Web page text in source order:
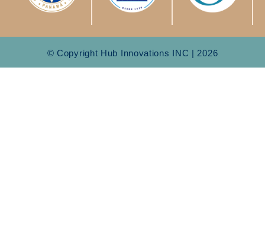
© Copyright Hub Innovations INC | 2026